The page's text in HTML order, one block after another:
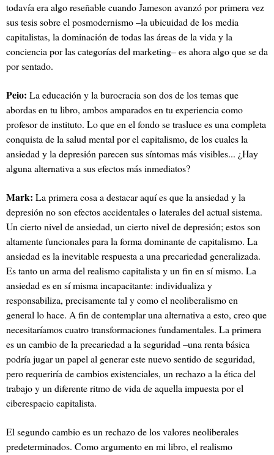
todavía era algo reseñable cuando Jameson avanzó por primera vez
sus tesis sobre el posmodernismo –la ubicuidad de los media
capitalistas, la dominación de todas las áreas de la vida y la
conciencia por las categorías del marketing– es ahora algo que se da
por sentado.
Peio: La educación y la burocracia son dos de los temas que
abordas en tu libro, ambos amparados en tu experiencia como
profesor de instituto. Lo que en el fondo se trasluce es una completa
conquista de la salud mental por el capitalismo, de los cuales la
ansiedad y la depresión parecen sus síntomas más visibles... ¿Hay
alguna alternativa a sus efectos más inmediatos?
Mark: La primera cosa a destacar aquí es que la ansiedad y la
depresión no son efectos accidentales o laterales del actual sistema.
Un cierto nivel de ansiedad, un cierto nivel de depresión; estos son
altamente funcionales para la forma dominante de capitalismo. La
ansiedad es la inevitable respuesta a una precariedad generalizada.
Es tanto un arma del realismo capitalista y un fin en sí mismo. La
ansiedad es en sí misma incapacitante: individualiza y
responsabiliza, precisamente tal y como el neoliberalismo en
general lo hace. A fin de contemplar una alternativa a esto, creo que
necesitaríamos cuatro transformaciones fundamentales. La primera
es un cambio de la precariedad a la seguridad –una renta básica
podría jugar un papel al generar este nuevo sentido de seguridad,
pero requeriría de cambios existenciales, un rechazo a la ética del
trabajo y un diferente ritmo de vida de aquella impuesta por el
ciberespacio capitalista.
El segundo cambio es un rechazo de los valores neoliberales
predeterminados. Como argumento en mi libro, el realismo